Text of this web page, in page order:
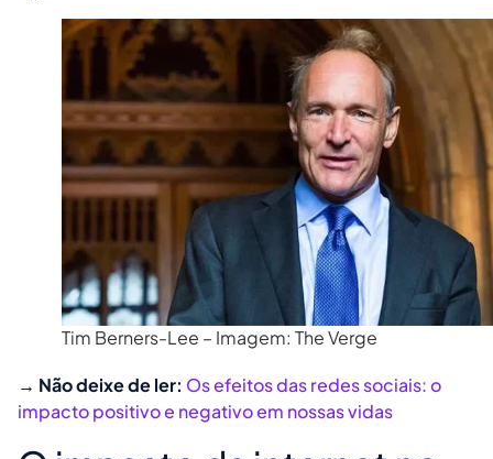
Tim Berners-Lee – Imagem: The Verge
→ Não deixe de ler: Os efeitos das redes sociais: o
impacto positivo e negativo em nossas vidas